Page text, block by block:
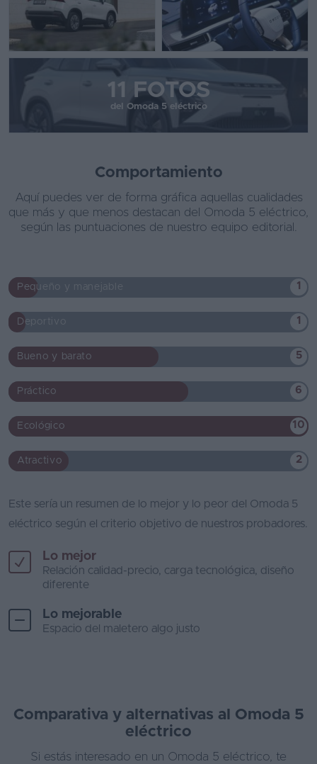
11 FOTOS
del Omoda 5 eléctrico
Comportamiento
Aquí puedes ver de forma gráfica aquellas cualidades
que más y que menos destacan del Omoda 5 eléctrico,
según las puntuaciones de nuestro equipo editorial.
Pequeño y manejable 1
Deportivo 1
Bueno y barato 5
Práctico 6
Ecológico 10
Atractivo 2
Este sería un resumen de lo mejor y lo peor del Omoda 5
eléctrico según el criterio objetivo de nuestros probadores.
Lo mejor
Relación calidad-precio, carga tecnológica, diseño
diferente
Lo mejorable
Espacio del maletero algo justo
Comparativa y alternativas al Omoda 5
eléctrico
Si estás interesado en un Omoda 5 eléctrico, te